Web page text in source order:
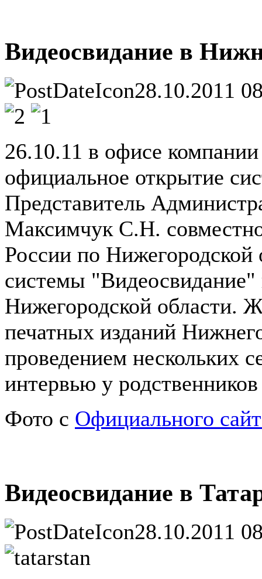
Видеосвидание в
28.10.2011
26.10.11 в офисе
официальное открытие
Представитель
Максимчук С.Н.
России по Нижегородской
системы
Нижегородской области.
печатных изданий
проведением нескольких
интервью у
Фото с Официального
Видеосвидание в
28.10.2011